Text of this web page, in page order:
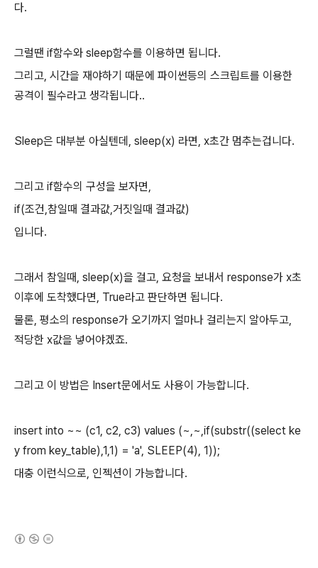
다.
그럴땐 if함수와 sleep함수를 이용하면 됩니다.
그리고, 시간을 재야하기 때문에 파이썬등의 스크립트를 이용한
공격이 필수라고 생각됩니다..
Sleep은 대부분 아실텐데, sleep(x) 라면, x초간 멈추는겁니다.
그리고 if함수의 구성을 보자면,
if(조건,참일때 결과값,거짓일때 결과값)
입니다.
그래서 참일때, sleep(x)을 걸고, 요청을 보내서 response가 x초
이후에 도착했다면, True라고 판단하면 됩니다.
물론, 평소의 response가 오기까지 얼마나 걸리는지 알아두고,
적당한 x값을 넣어야겠죠.
그리고 이 방법은 Insert문에서도 사용이 가능합니다.
insert into ~~ (c1, c2, c3) values (~,~,if(substr((select ke
y from key_table),1,1) = 'a', SLEEP(4), 1));
대충 이런식으로, 인젝션이 가능합니다.